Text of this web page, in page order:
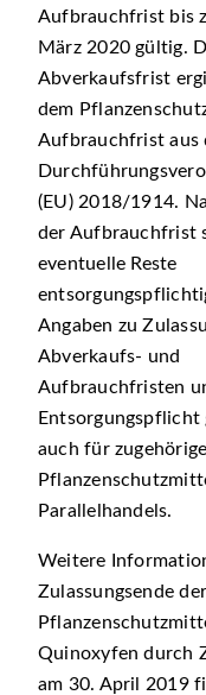
Aufbrauchfrist bis
März 2020 gültig.
Abverkaufsfrist
dem
Aufbrauchfrist aus
(EU) 2018/1914.
der Aufbrauchfrist
eventuelle Reste
Angaben zu
Abverkaufs- und
Aufbrauchfristen
Entsorgungspflicht
auch für zugehörige
Parallelhandels.
Weitere
Zulassungsende der
Quinoxyfen durch
am 30. April 2019